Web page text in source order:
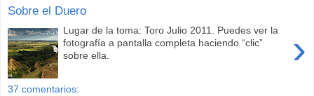
Sobre el Duero
›
Lugar de la toma: Toro Julio 2011. Puedes ver la
fotografía a pantalla completa haciendo “clic”
sobre ella.
37 comentarios: